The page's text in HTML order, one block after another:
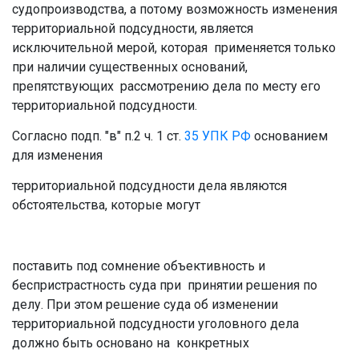
судопроизводства, а потому возможность изменения
территориальной подсудности, является
исключительной мерой, которая применяется только
при наличии существенных оснований,
препятствующих рассмотрению дела по месту его
территориальной подсудности.
Согласно подп. "в" п.2 ч. 1 ст. 35 УПК РФ основанием
для изменения
территориальной подсудности дела являются
обстоятельства, которые могут
поставить под сомнение объективность и
беспристрастность суда при принятии решения по
делу. При этом решение суда об изменении
территориальной подсудности уголовного дела
должно быть основано на конкретных